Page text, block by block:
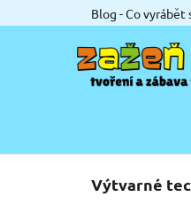
na
Blog - Co vyrábět
Výtvarné